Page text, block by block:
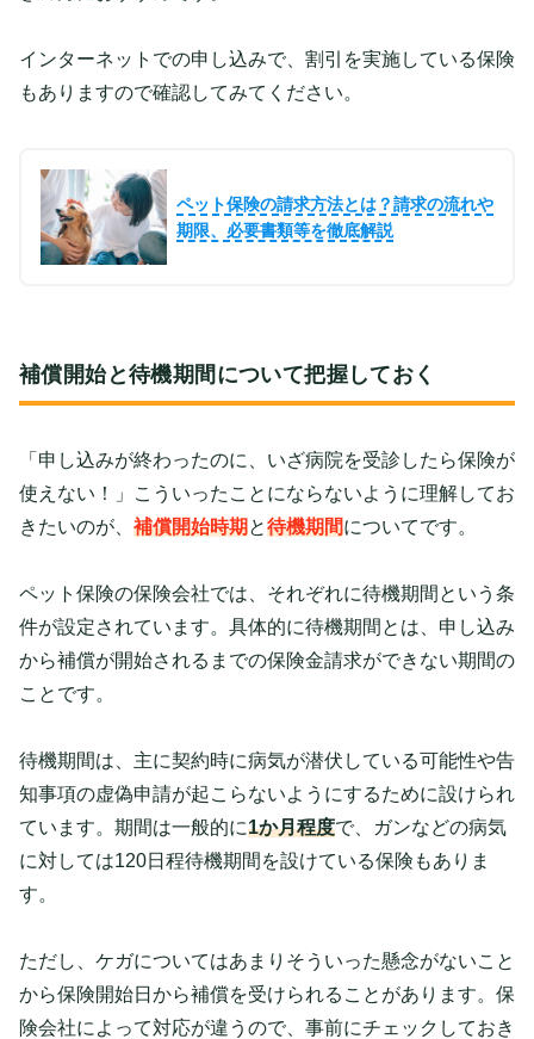
インターネットでの申し込みで、割引を実施している保険
もありますので確認してみてください。
ペット保険の請求方法とは？請求の流れや
期限、必要書類等を徹底解説
補償開始と待機期間について把握しておく
「申し込みが終わったのに、いざ病院を受診したら保険が
使えない！」こういったことにならないように理解してお
きたいのが、 補償開始時期と待機期間についてです。
ペット保険の保険会社では、それぞれに待機期間という条
件が設定されています。具体的に待機期間とは、申し込み
から補償が開始されるまでの保険金請求ができない期間の
ことです。
待機期間は、主に契約時に病気が潜伏している可能性や告
知事項の虚偽申請が起こらないようにするために設けられ
ています。期間は一般的に1か月程度で、ガンなどの病気
に対しては120日程待機期間を設けている保険もありま
す。
ただし、ケガについてはあまりそういった懸念がないこと
から保険開始日から補償を受けられることがあります。保
険会社によって対応が違うので、事前にチェックしておき